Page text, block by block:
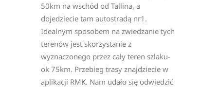
50km na wschód od Tallina, a
dojedziecie tam autostradą nr1.
Idealnym sposobem na zwiedzanie tych
terenów jest skorzystanie z
wyznaczonego przez cały teren szlaku-
ok 75km. Przebieg trasy znajdziecie w
aplikacji RMK. Nam udało się odwiedzić